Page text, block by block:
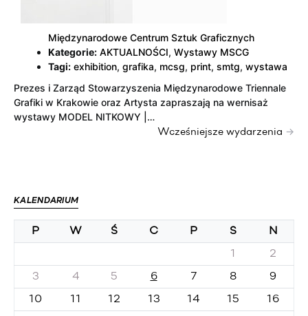
Międzynarodowe Centrum Sztuk Graficznych
Kategorie: AKTUALNOŚCI, Wystawy MSCG
Tagi: exhibition, grafika, mcsg, print, smtg, wystawa
Prezes i Zarząd Stowarzyszenia Międzynarodowe Triennale
Grafiki w Krakowie oraz Artysta zapraszają na wernisaż
wystawy MODEL NITKOWY |…
Wcześniejsze wydarzenia →
KALENDARIUM
P W Ś C P S N
1 2
3 4 5 6 7 8 9
10 11 12 13 14 15 16